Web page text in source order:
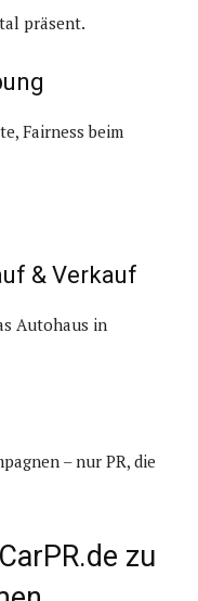
präsent.
Fairness beim
& Verkauf
Autohaus in
– nur PR, die
zu